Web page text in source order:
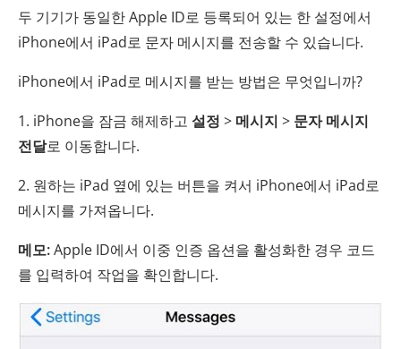
두 기기가 동일한 Apple ID로 등록되어 있는 한 설정에서
iPhone에서 iPad로 문자 메시지를 전송할 수 있습니다.
iPhone에서 iPad로 메시지를 받는 방법은 무엇입니까?
1. iPhone을 잠금 해제하고 설정 > 메시지 > 문자 메시지
전달로 이동합니다.
2. 원하는 iPad 옆에 있는 버튼을 켜서 iPhone에서 iPad로
메시지를 가져옵니다.
메모:Apple ID에서 이중 인증 옵션을 활성화한 경우 코드
를 입력하여 작업을 확인합니다.